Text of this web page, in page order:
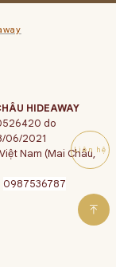
Liên hệ
HIDEAWAY
do
06/2021
Nam (Mai Châu,
0987536787